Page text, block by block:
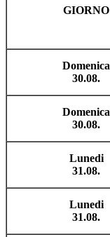
GIORNO
Domenica
30.08.
Domenica
30.08.
Lunedi
31.08.
Lunedi
31.08.